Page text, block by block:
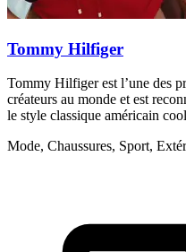
Tommy Hilfiger
Tommy Hilfiger est l’une des
créateurs au monde et est
le style classique américain
Mode, Chaussures, Sport,